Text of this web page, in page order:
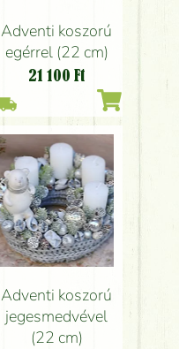
Adventi koszorú
egérrel (22 cm)
21 100 Ft
Adventi koszorú
jegesmedvével
(22 cm)